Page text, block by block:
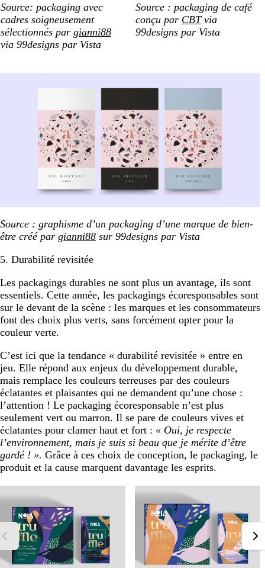
Source: packaging avec
cadres soigneusement
sélectionnés par gianni88
via 99designs par Vista
Source : packaging de café
conçu par CBTvia
99designs par Vista
Source : graphisme d’un packaging d’une marque de bien-
être créé par gianni88 sur 99designs par Vista
5. Durabilité revisitée
Les packagings durables ne sont plus un avantage, ils sont
essentiels. Cette année, les packagings écoresponsables sont
sur le devant de la scène : les marques et les consommateurs
font des choix plus verts, sans forcément opter pour la
couleur verte.
C’est ici que la tendance « durabilité revisitée » entre en
jeu. Elle répond aux enjeux du développement durable,
mais remplace les couleurs terreuses par des couleurs
éclatantes et plaisantes qui ne demandent qu’une chose :
l’attention ! Le packaging écoresponsable n’est plus
seulement vert ou marron. Il se pare de couleurs vives et
éclatantes pour clamer haut et fort : « Oui, je respecte
l’environnement, mais je suis si beau que je mérite d’être
gardé ! ». Grâce à ces choix de conception, le packaging, le
produit et la cause marquent davantage les esprits.